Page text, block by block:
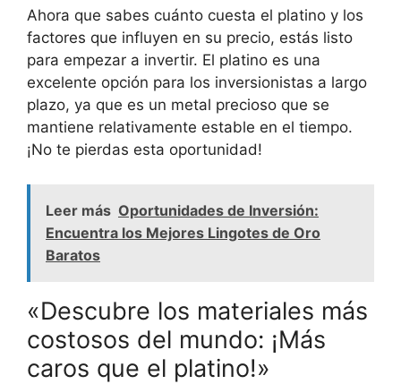
Ahora que sabes cuánto cuesta el platino y los
factores que influyen en su precio, estás listo
para empezar a invertir. El platino es una
excelente opción para los inversionistas a largo
plazo, ya que es un metal precioso que se
mantiene relativamente estable en el tiempo.
¡No te pierdas esta oportunidad!
Leer más Oportunidades de Inversión:
Encuentra los Mejores Lingotes de Oro
Baratos
«Descubre los materiales más
costosos del mundo: ¡Más
caros que el platino!»